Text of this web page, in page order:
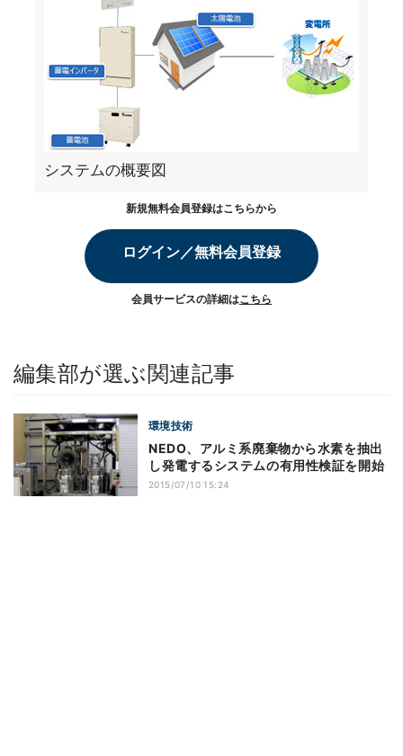
システムの概要図
新規無料会員登録はこちらから
ログイン／無料会員登録
会員サービスの詳細はこちら
編集部が選ぶ関連記事
環境技術
NEDO、アルミ系廃棄物から水素を抽出
し発電するシステムの有用性検証を開始
2015/07/10 15:24